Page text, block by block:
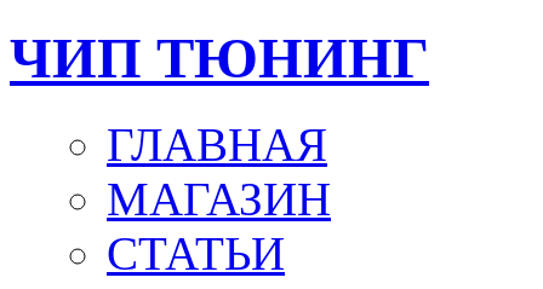
ЧИП ТЮНИНГ
ГЛАВНАЯ
МАГАЗИН
СТАТЬИ